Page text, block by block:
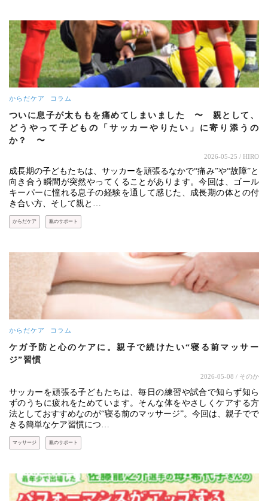
からだケア コラム
ついに息子が太ももを痛めてしまいました 〜 親として、
どうやって子どもの「サッカーやりたい」に寄り添うの
か？ 〜
2026-05-25 / HIRO
成長期の子どもたちは、サッカーを頑張るなかで“痛み”や“故障”と
向き合う瞬間が突然やってくることがあります。今回は、ゴール
キーパーに憧れる息子の経験を通して感じた、成長期の体との付
き合い方、そして親と…
からだケア 親のサポート
からだケア コラム
ケガ予防と心のケアに。親子で続けたい“寝る前マッサー
ジ”習慣
2026-05-08 / そのか
サッカーを頑張る子どもたちは、毎日の練習や試合で知らず知ら
ずのうちに疲れをためています。そんな体をやさしくケアする方
法としておすすめなのが“寝る前のマッサージ”。今回は、親子でで
きる簡単なケア習慣につ…
マッサージ 親のサポート